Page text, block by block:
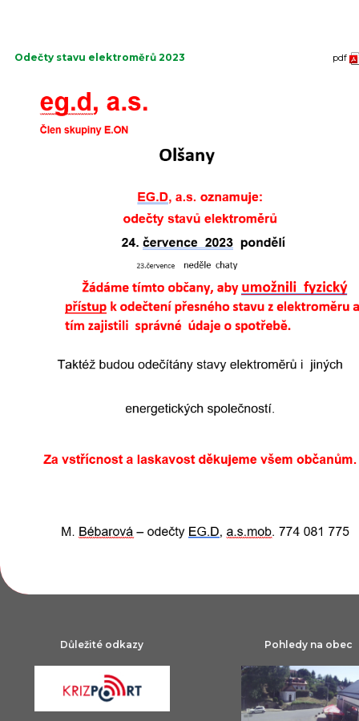
Odečty stavu elektroměrů 2023 pdf
Důležité odkazy Pohledy na obec